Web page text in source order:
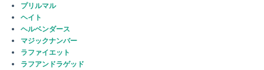
プリルマル
ヘイト
ヘルベンダース
マジックナンバー
ラファイエット
ラフアンドラゲッド